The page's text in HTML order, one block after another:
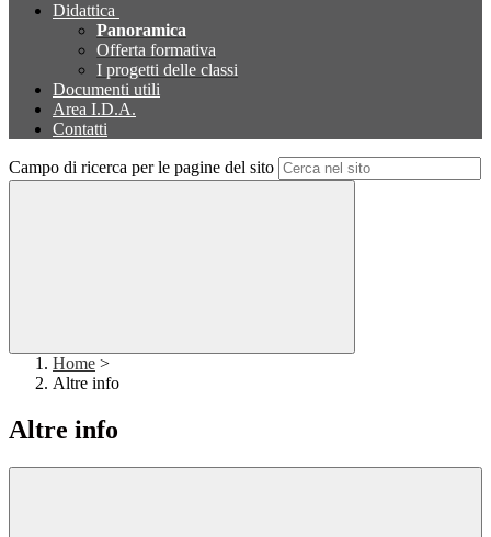
Didattica
Panoramica
Offerta formativa
I progetti delle classi
Documenti utili
Area I.D.A.
Contatti
Campo di ricerca per le pagine del sito
Home >
Altre info
Altre info